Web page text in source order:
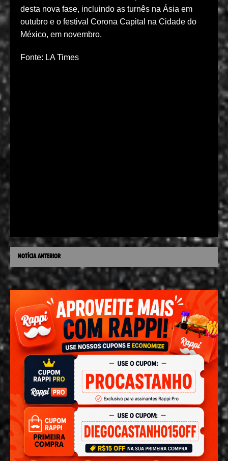
desta nova fase, incluindo as turnês na Ásia em
outubro e o festival Corona Capital na Cidade do
México, em novembro.
Fonte: LA Times
NOTÍCIA ANTERIOR